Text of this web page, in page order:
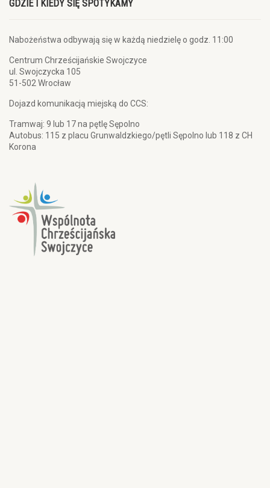
GDZIE I KIEDY SIĘ SPOTYKAMY
Nabożeństwa odbywają się w każdą niedzielę o godz. 11:00
Centrum Chrześcijańskie Swojczyce
ul. Swojczycka 105
51-502 Wrocław
Dojazd komunikacją miejską do CCS:
Tramwaj: 9 lub 17 na pętlę Sępolno
Autobus: 115 z placu Grunwaldzkiego/pętli Sępolno lub 118 z CH
Korona